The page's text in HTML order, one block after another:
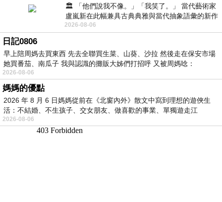
🏛️ 「他們說我不像。」「我笑了。」 當代藝術家
盧嵐新在此幅兼具古典典雅與當代抽象語彙的新作
中，以沈靜的藍色空間為背景，描繪了
2026-08-06
日記0806
早上陪周媽去買東西 先去全聯買生菜、山葵、沙拉 然後走在保安市場
她買番茄、南瓜子 我與認識的攤販大姊們打招呼 又被周媽唸：
2026-08-06
媽媽的優點
2026 年 8 月 6 日媽媽從前在《北窗內外》散文中寫到理想的遊俠生
活：不結婚、不生孩子、交女朋友、做喜歡的事業、單獨遊走江
湖⋯⋯，
2026-08-06